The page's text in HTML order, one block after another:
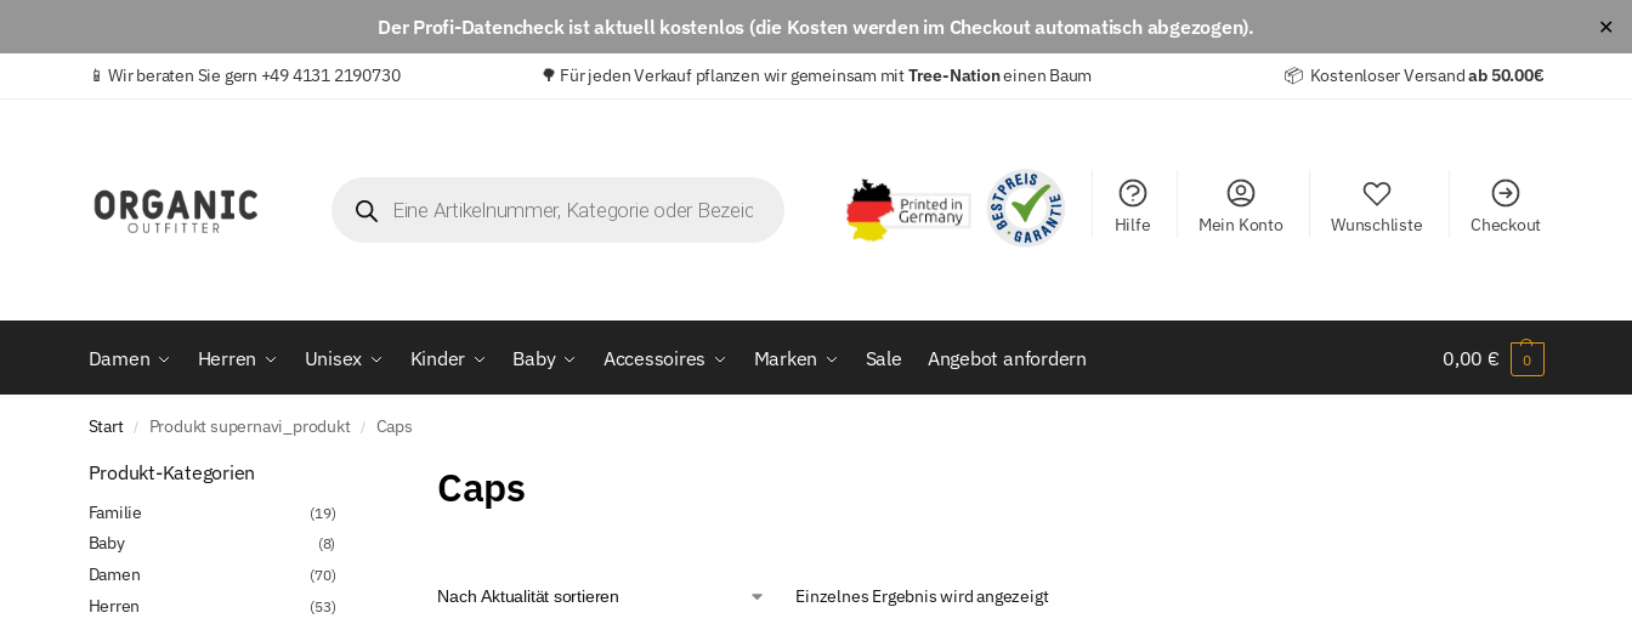
Der Profi-Datencheckist aktuell kostenlos (die Kosten werden im Checkout automatisch abgezogen). ✕
📱Wir beraten Sie gern +49 4131 2190730 🌳 Für jeden Verkauf pflanzen wir gemeinsam mitTree-Nationeinen Baum 📦 Kostenloser Versandab 50.00€
Hilfe Mein Konto Wunschliste Checkout
Damen Herren Unisex Kinder Baby Accessoires Marken Sale Angebot anfordern 0,00 € 0
Start / Produkt supernavi_produkt / Caps
Caps
Einzelnes Ergebnis wird angezeigt
Produkt-Kategorien
Familie (19)
Baby (8)
Damen (70)
Herren (53)